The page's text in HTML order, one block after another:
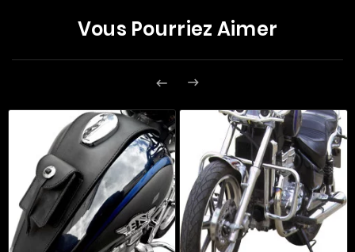
Vous Pourriez Aimer
 